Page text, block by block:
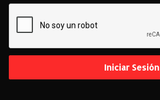
Iniciar Sesión